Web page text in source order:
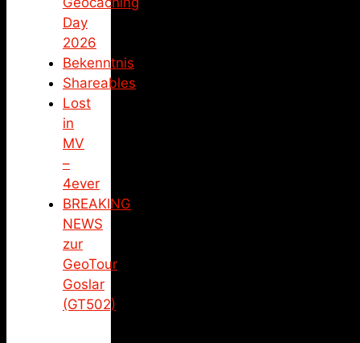
Day
2026
Bekenntnis
Shareables
Lost
in
MV
–
4ever
BREAKING
NEWS
zur
GeoTour
Goslar
(GT502)